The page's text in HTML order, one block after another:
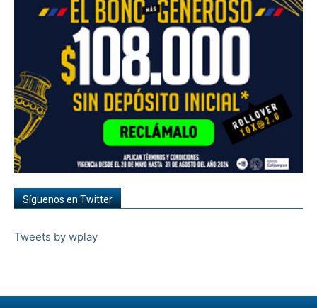
Síguenos en Twitter
Tweets by wplay